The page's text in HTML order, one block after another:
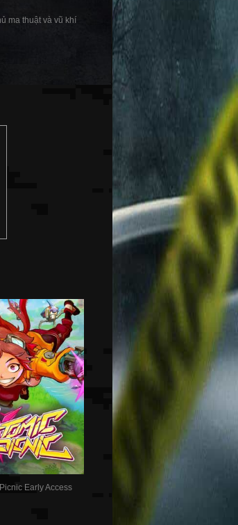
ma thuật và vũ khí
Early Access